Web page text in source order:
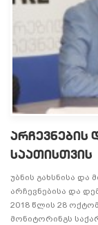
არჩევნების
საათისთვის
უბნის გახსნისა
არჩევნებისა და
2018 წლის 28
მონიტორინგს